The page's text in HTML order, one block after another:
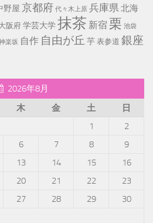
野屋 京都府 代々木上原 兵庫県 北海
阪府 学芸大学抹茶 新宿 栗 池袋
楽坂 自作 自由が丘 芋 表参道 銀座
2026年8月
木 金 土 日
1
2
6 7 8
9
13 14 15
16
20 21 22
23
27 28 29
30